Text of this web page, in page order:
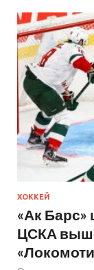
ХОККЕЙ
«Ак Барс»
ЦСКА